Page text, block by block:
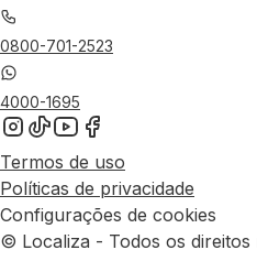
0800-701-2523
4000-1695
Termos de uso
Políticas de privacidade
Configurações de cookies
© Localiza - Todos os direitos